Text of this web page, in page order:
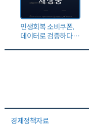
민생회복 소비쿠폰,
데이터로 검증하다:
경제정책자료